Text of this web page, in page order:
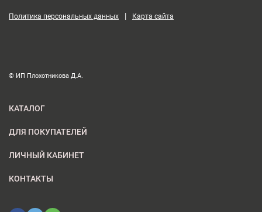
Политика персональных данных | Карта сайта
© ИП Плохотникова Д.А.
КАТАЛОГ
ДЛЯ ПОКУПАТЕЛЕЙ
ЛИЧНЫЙ КАБИНЕТ
КОНТАКТЫ